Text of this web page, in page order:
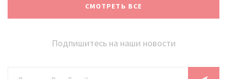
СМОТРЕТЬ ВСЕ
Подпишитесь на наши новости